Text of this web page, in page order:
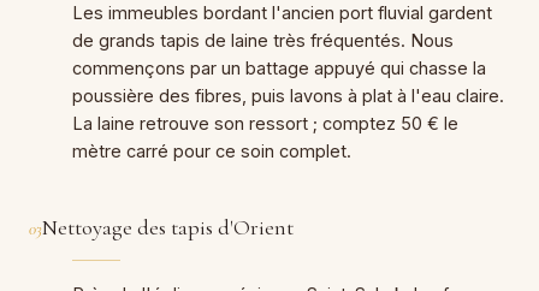
Les immeubles bordant l'ancien port fluvial gardent
de grands tapis de laine très fréquentés. Nous
commençons par un battage appuyé qui chasse la
poussière des fibres, puis lavons à plat à l'eau claire.
La laine retrouve son ressort ; comptez 50 € le
mètre carré pour ce soin complet.
03Nettoyage des tapis d'Orient